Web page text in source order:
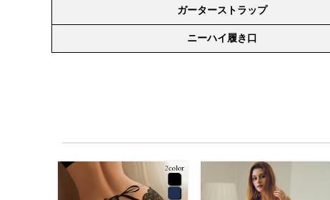
ガーターストラップ
ニーハイ履き口